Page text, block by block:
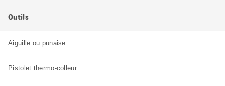
Outils
Aiguille ou punaise
Pistolet thermo-colleur